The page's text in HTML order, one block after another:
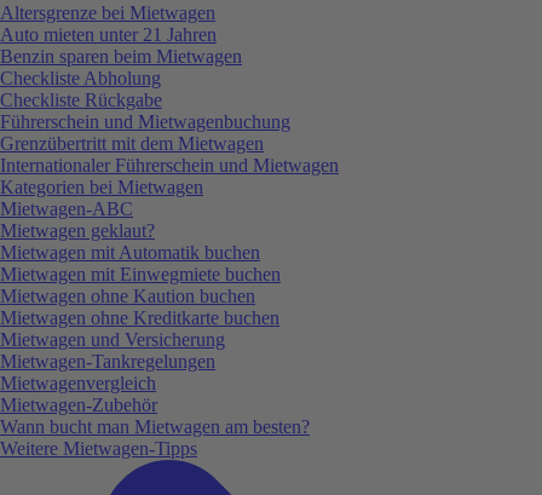
Altersgrenze bei Mietwagen
Auto mieten unter 21 Jahren
Benzin sparen beim Mietwagen
Checkliste Abholung
Checkliste Rückgabe
Führerschein und Mietwagenbuchung
Grenzübertritt mit dem Mietwagen
Internationaler Führerschein und Mietwagen
Kategorien bei Mietwagen
Mietwagen-ABC
Mietwagen geklaut?
Mietwagen mit Automatik buchen
Mietwagen mit Einwegmiete buchen
Mietwagen ohne Kaution buchen
Mietwagen ohne Kreditkarte buchen
Mietwagen und Versicherung
Mietwagen-Tankregelungen
Mietwagenvergleich
Mietwagen-Zubehör
Wann bucht man Mietwagen am besten?
Weitere Mietwagen-Tipps